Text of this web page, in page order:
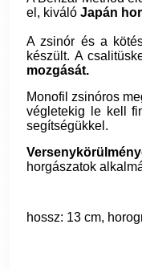
el, kiváló Japán
A zsinór és a
készült. A
mozgását.
Monofil zsinóros
végletekig le kell
segítségükkel.
horgászatok
hossz: 13 cm,